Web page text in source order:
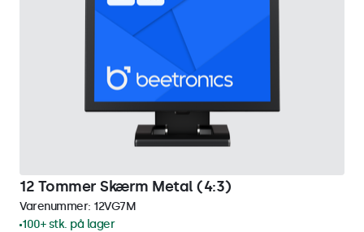
12 Tommer Skærm Metal (4:3)
Varenummer: 12VG7M
100+ stk. på lager